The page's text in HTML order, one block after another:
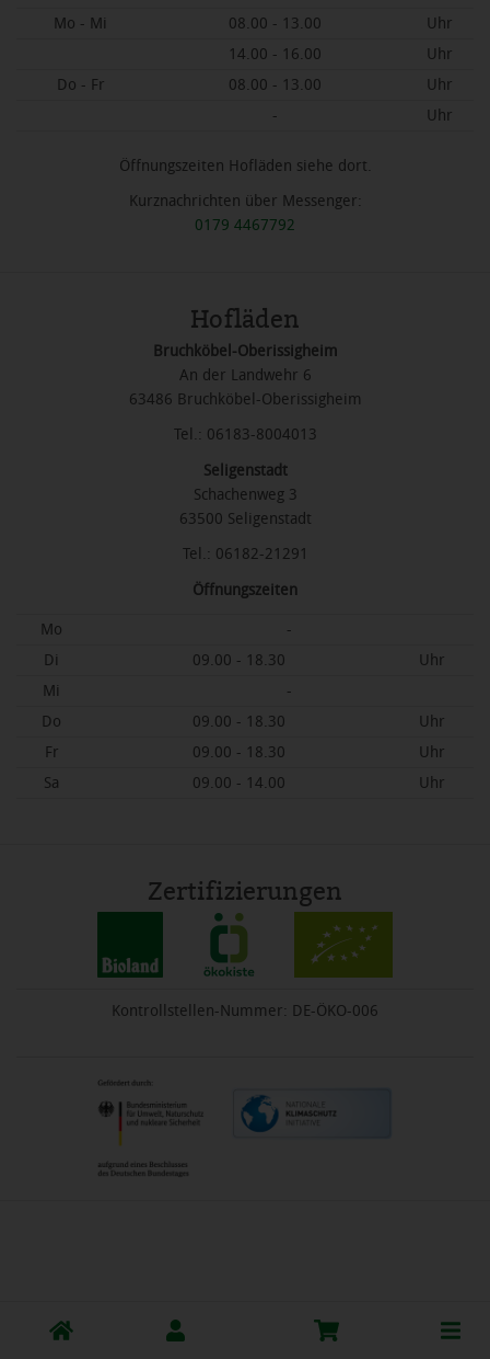
Mo - Mi 08.00 - 13.00
Uhr
14.00 - 16.00
Uhr
Do - Fr
08.00 - 13.00
Uhr
-
Uhr
Öffnungszeiten Hofläden siehe dort.
Kurznachrichten über Messenger:
0179 4467792
Hofläden
Bruchköbel-Oberissigheim
An der Landwehr 6
63486 Bruchköbel-Oberissigheim
Tel.: 06183-8004013
Seligenstadt
Schachenweg 3
63500 Seligenstadt
Tel.: 06182-21291
Öffnungszeiten
Mo
-
Di
09.00 - 18.30
Uhr
Mi
-
Do
09.00 - 18.30
Uhr
Fr
09.00 - 18.30
Uhr
Sa
09.00 - 14.00 Uhr
Zertifizierungen
Kontrollstellen-Nummer: DE-ÖKO-006
Toggle